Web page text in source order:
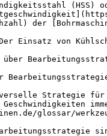
der
Einsatz von
über
Strategie
glossar/